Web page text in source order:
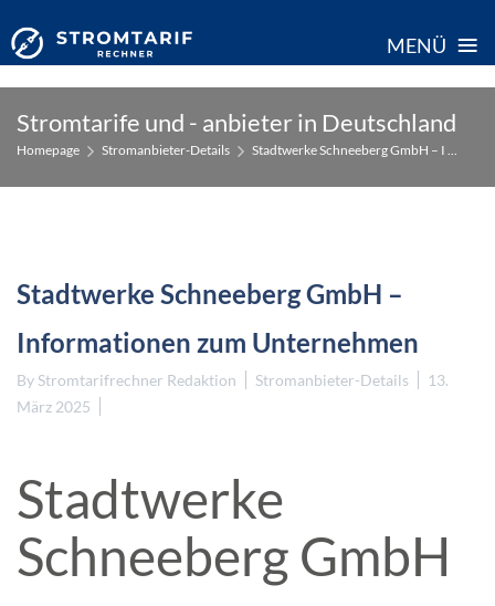
MENÜ ≡
content
Stromtarife und - anbieter in Deutschland
Homepage Stromanbieter-Details Stadtwerke Schneeberg GmbH – I ...
Stadtwerke Schneeberg GmbH –
Informationen zum Unternehmen
By Stromtarifrechner Redaktion Stromanbieter-Details
13.
März 2025
Stadtwerke
Schneeberg GmbH